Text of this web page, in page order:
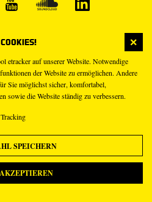
etracker auf unserer Website. Notwendige
der Website zu ermöglichen. Andere
Sie möglichst sicher, komfortabel,
sowie die Website ständig zu verbessern.
Tracking
SPEICHERN